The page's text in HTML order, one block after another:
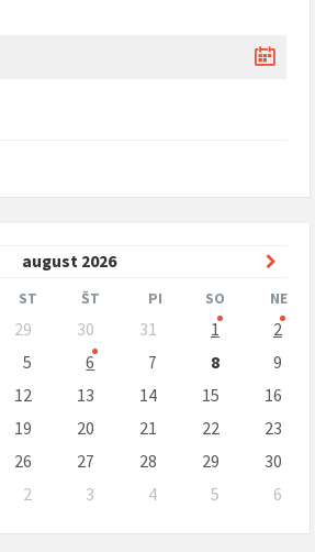
august 2026
ST ŠT PI SO NE
29 30 31 1
2
5 6 7 8
9
12 13 14 15
16
19 20 21 22
23
26 27 28 29
30
2 3 4 5
6